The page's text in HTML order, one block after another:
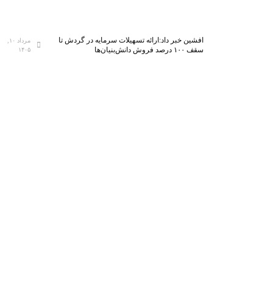
افشین خبر داد:ارائه تسهیلات سرمایه در گردش تا
سقف ۱۰۰ درصد فروش دانش‌بنیان‌ها
۱۴۰۵